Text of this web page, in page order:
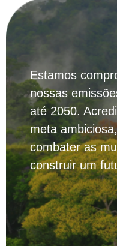
Estamos
nossas
até 2050.
meta
combater as
construir um